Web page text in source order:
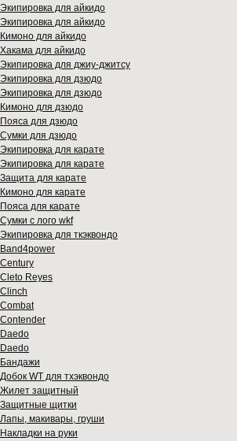
Экипировка для айкидо
Экипировка для айкидо
Кимоно для айкидо
Хакама для айкидо
Экипировка для джиу-джитсу
Экипировка для дзюдо
Экипировка для дзюдо
Кимоно для дзюдо
Пояса для дзюдо
Сумки для дзюдо
Экипировка для карате
Экипировка для карате
Защита для карате
Кимоно для карате
Пояса для карате
Сумки с лого wkf
Экипировка для ткэквондо
Band4power
Century
Cleto Reyes
Clinch
Combat
Contender
Daedo
Daedo
Бандажи
Добок WT для тхэквондо
Жилет защитный
Защитные щитки
Лапы, макивары, груши
Накладки на руки